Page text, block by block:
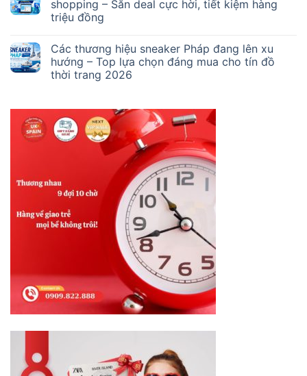
shopping – Săn deal cực hời, tiết kiệm hàng
triệu đồng
Các thương hiệu sneaker Pháp đang lên xu
hướng – Top lựa chọn đáng mua cho tín đồ
thời trang 2026